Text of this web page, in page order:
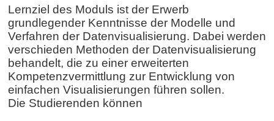
Lernziel des Moduls ist der Erwerb
grundlegender Kenntnisse der Modelle und
Verfahren der Datenvisualisierung. Dabei werden
verschieden Methoden der Datenvisualisierung
behandelt, die zu einer erweiterten
Kompetenzvermittlung zur Entwicklung von
einfachen Visualisierungen führen sollen.
Die Studierenden können